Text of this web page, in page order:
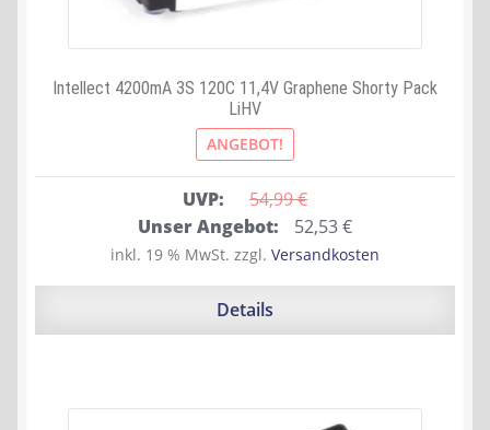
Intellect 4200mA 3S 120C 11,4V Graphene Shorty Pack
LiHV
ANGEBOT!
UVP: 54,99 €
Ursprünglicher
Preis
war:
Unser Angebot: 52,53€Aktueller
Preis
ist:
inkl. 19 % MwSt. zzgl. Versandkosten
Details